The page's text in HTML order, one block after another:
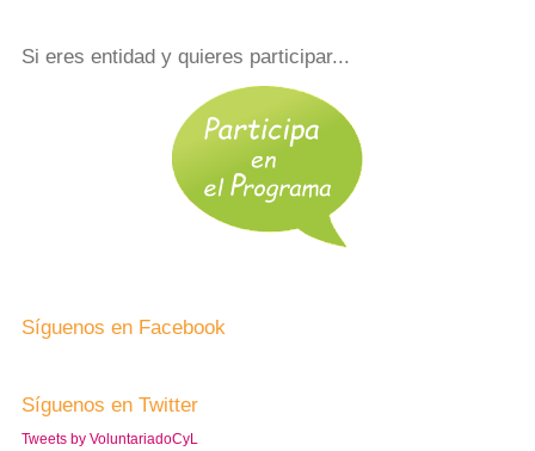
Si eres entidad y quieres participar...
Síguenos en Facebook
Síguenos en Twitter
Tweets by VoluntariadoCyL